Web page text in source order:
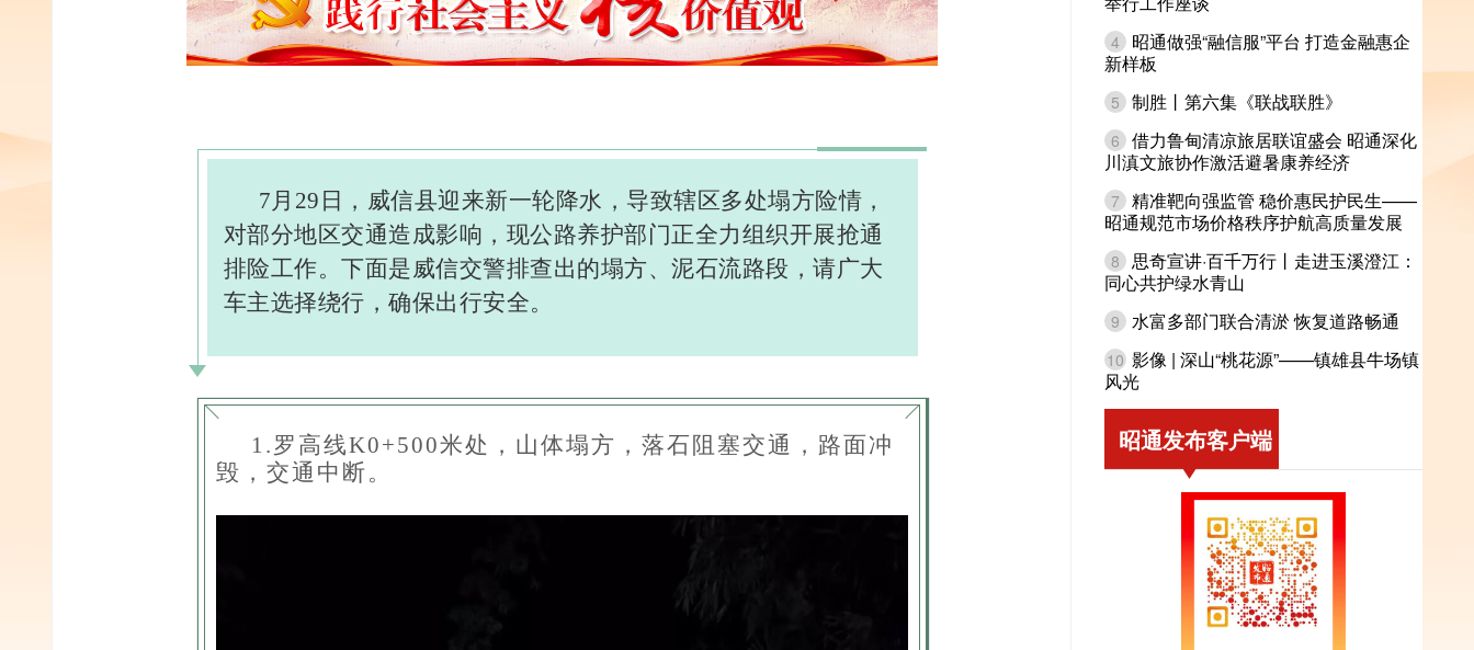
7月29日，威信县迎来新一轮降水，导致辖区多处塌方险情，
对部分地区交通造成影响，现公路养护部门正全力组织开展抢通
排险工作。下面是威信交警排查出的塌方、泥石流路段，请广大
车主选择绕行，确保出行安全。
1.罗高线K0+500米处，山体塌方，落石阻塞交通，路面冲
毁，交通中断。
4
昭通做强“融信服”平台 打造金融惠企
新样板
5 制胜丨第六集《联战联胜》
6 借力鲁甸清凉旅居联谊盛会 昭通深化
川滇文旅协作激活避暑康养经济
7 精准靶向强监管 稳价惠民护民生——
昭通规范市场价格秩序护航高质量发展
8 思奇宣讲·百千万行丨走进玉溪澄江：
同心共护绿水青山
9 水富多部门联合清淤 恢复道路畅通
10 影像 | 深山“桃花源”——镇雄县牛场镇
风光
昭通发布客户端